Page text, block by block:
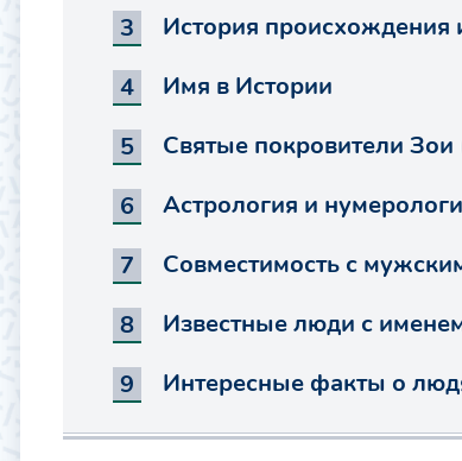
История происхождения
Имя в Истории
Святые покровители Зои
Астрология и
Совместимость с
Известные люди с
Интересные факты о